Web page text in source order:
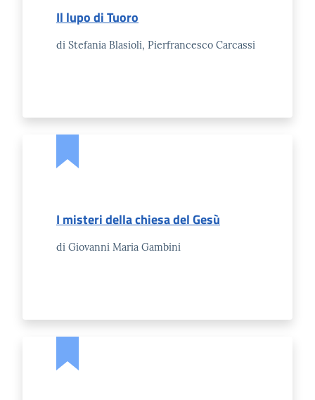
l'Impresa e il
l'Impresa e il
Consumatore
L'Impresa
Il lupo di Tuoro
di Stefania Blasioli, Pierfrancesco Carcassi
I misteri della chiesa del Gesù
di Giovanni Maria Gambini